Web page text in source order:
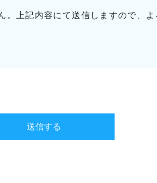
。上記内容にて送信しますので、